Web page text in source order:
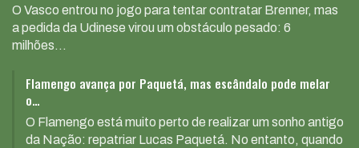
O Vasco entrou no jogo para tentar contratar Brenner, mas
a pedida da Udinese virou um obstáculo pesado: 6
milhões…
Flamengo avança por Paquetá, mas escândalo pode melar
o…
O Flamengo está muito perto de realizar um sonho antigo
da Nação: repatriar Lucas Paquetá. No entanto, quando